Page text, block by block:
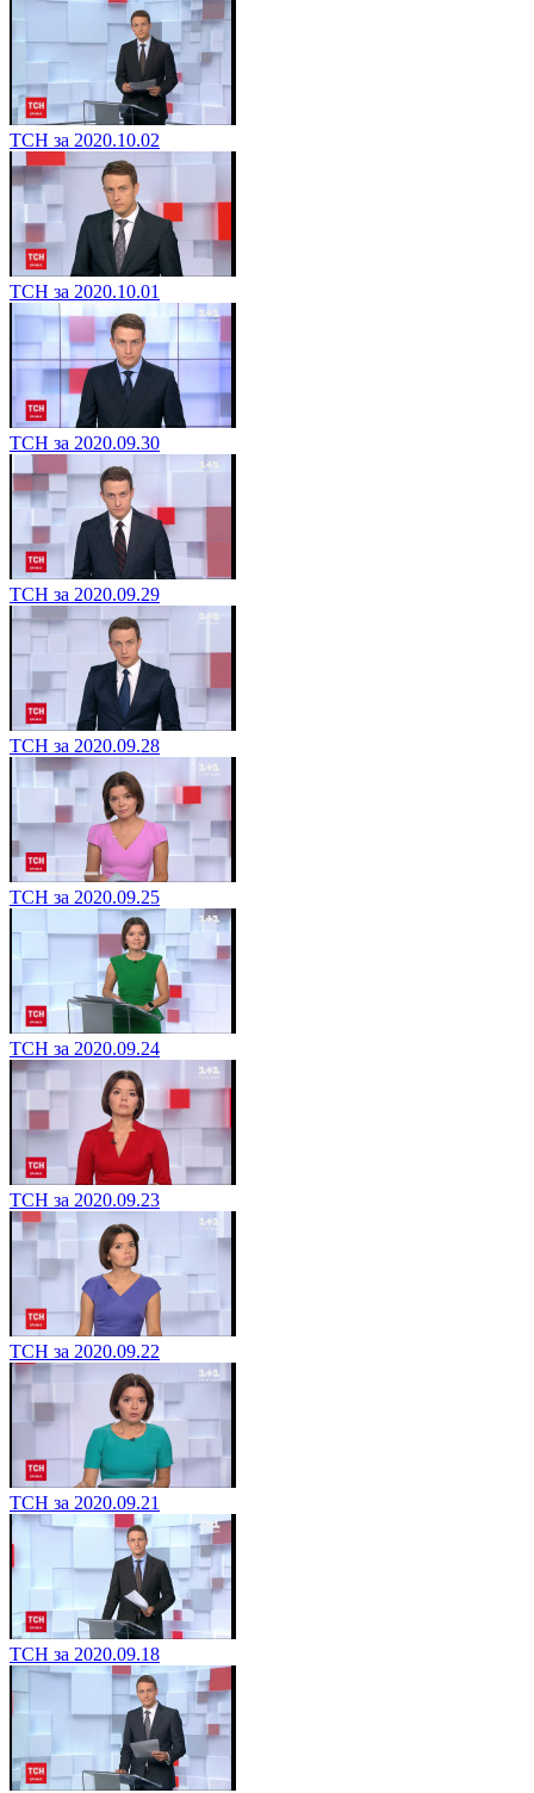
ТСН за 2020.10.02
ТСН за 2020.10.01
ТСН за 2020.09.30
ТСН за 2020.09.29
ТСН за 2020.09.28
ТСН за 2020.09.25
ТСН за 2020.09.24
ТСН за 2020.09.23
ТСН за 2020.09.22
ТСН за 2020.09.21
ТСН за 2020.09.18